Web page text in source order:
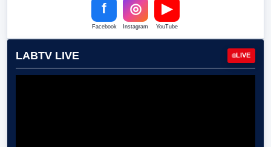
f
Facebook
◎
Instagram
▶
YouTube
LABTV LIVE LIVE